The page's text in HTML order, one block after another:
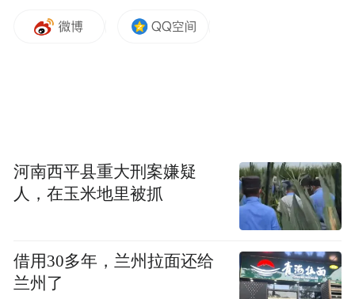
车，出现在街头↓
河南西平县重大刑案嫌疑
人，在玉米地里被抓
借用30多年，兰州拉面还给
兰州了